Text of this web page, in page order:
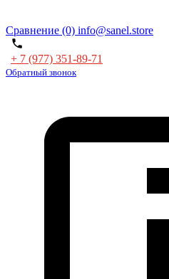
Сравнение (0) info@sanel.store
+ 7 (977) 351-89-71
Обратный звонок